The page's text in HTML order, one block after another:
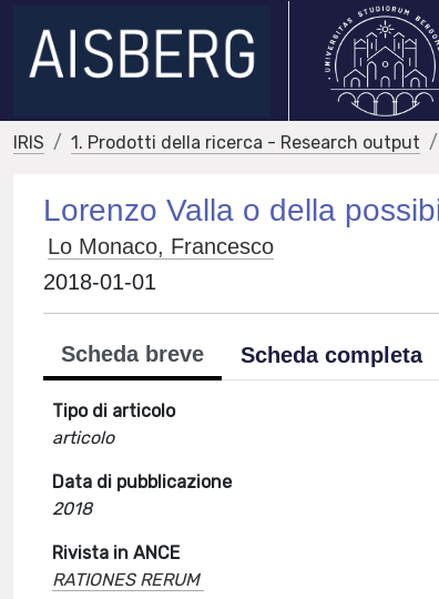
IRIS 1. Prodotti della ricerca - Research output
Lorenzo Valla o della
Lo Monaco, Francesco
2018-01-01
Scheda breve Scheda completa
Tipo di articolo
articolo
Data di pubblicazione
2018
Rivista in ANCE
RATIONES RERUM